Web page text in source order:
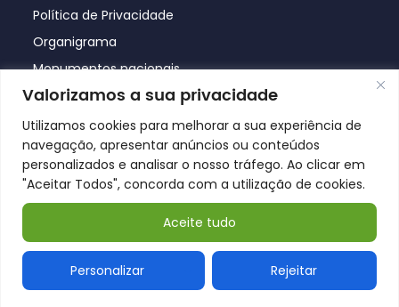
Valorizamos a sua privacidade
Utilizamos cookies para melhorar a sua experiência de
navegação, apresentar anúncios ou conteúdos
personalizados e analisar o nosso tráfego. Ao clicar em
"Aceitar Todos", concorda com a utilização de cookies.
Personalizar Rejeitar
Aceite tudo
Política de Privacidade
Organigrama
Monumentos nacionais
© Póvoa de Lanhoso 2026